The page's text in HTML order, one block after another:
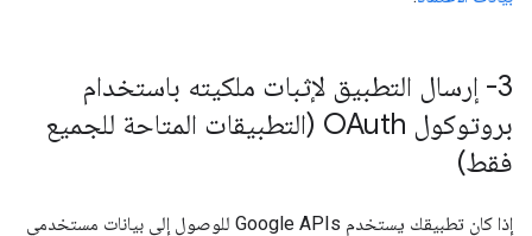
3- إرسال التطبيق لإثبات ملكيته باستخدام
بروتوكول OAuth (التطبيقات المتاحة للجميع
فقط)
إذا كان تطبيقك يستخدم Google APIs للوصول إلى بيانات مستخدمي